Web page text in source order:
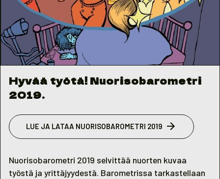
Hyvää työtä! Nuorisobarometri
2019.
LUE JA LATAA NUORISOBAROMETRI 2019
Nuorisobarometri 2019 selvittää nuorten kuvaa
työstä ja yrittäjyydestä. Barometrissa tarkastellaan